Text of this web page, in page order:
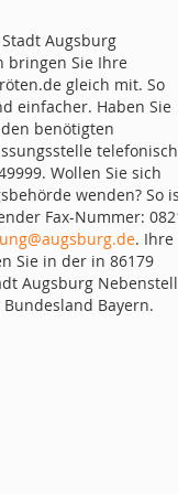
Augsburg
bringen Sie Ihre
gleich mit. So
einfacher. Haben Sie
benötigten
telefonisch
Wollen Sie sich
wenden? So
Fax-Nummer:
. Ihre
Sie in der in 86179
Augsburg
Bayern.